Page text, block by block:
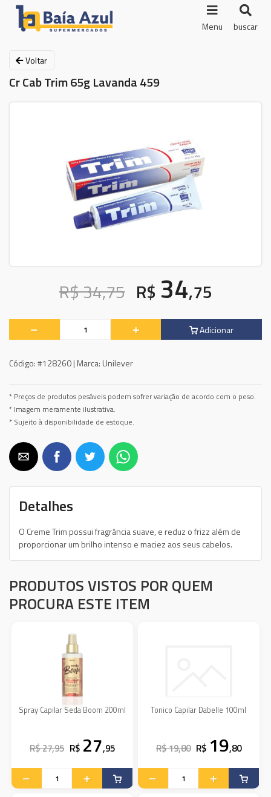
Menu buscar
Voltar
Cr Cab Trim 65g Lavanda 459
R$ 34,75 R$ 34,75
Adicionar
Código:#128260 | Marca: Unilever
* Preços de produtos pesáveis podem sofrer variação de acordo com o peso.
* Imagem meramente ilustrativa.
* Sujeito à disponibilidade de estoque.
Detalhes
O Creme Trim possui fragrância suave, e reduz o frizz além de
proporcionar um brilho intenso e maciez aos seus cabelos.
PRODUTOS VISTOS POR QUEM
PROCURA ESTE ITEM
Spray Capilar Seda Boom 200ml
R$ 27,95 R$ 27,95
Tonico Capilar Dabelle 100ml
R$ 19,80 R$ 19,80